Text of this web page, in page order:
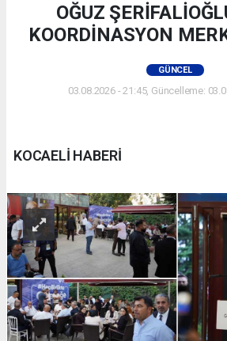
OĞUZ
KOORDİNASYON
GÜNCEL
03.08.2026 - 21:45, Güncelleme:
KOCAELİ HABERİ